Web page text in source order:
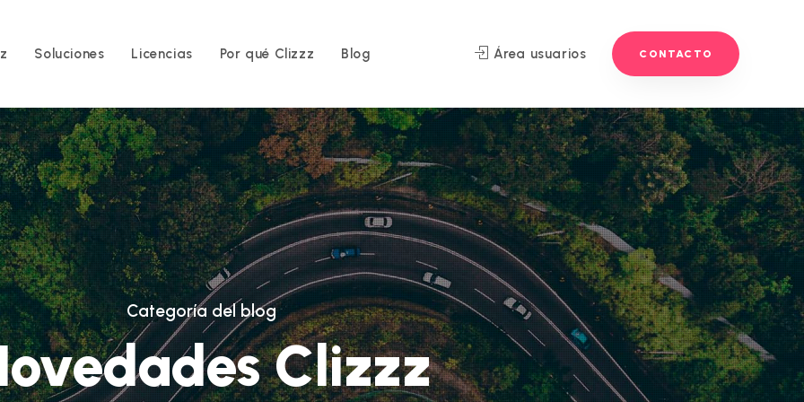
Soluciones Licencias Por qué Clizzz Blog Área usuarios CONTACTO
Categoría del blog
Clizzz